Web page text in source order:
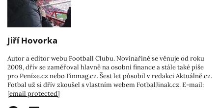
Jiří Hovorka
Autor a editor webu Football Clubu. Novinařině se věnuje od roku
2009, dřív se zaměřoval hlavně na osobní finance a stále také píše
pro Peníze.cz nebo Finmag.cz. Šest let působil v redakci Aktuálně.cz.
Fotbal už si dřív zkoušel s vlastním webem FotbalJinak.cz. E-mail:
[email protected]